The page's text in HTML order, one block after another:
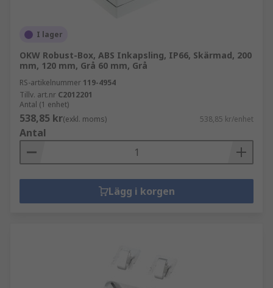
I lager
OKW Robust-Box, ABS Inkapsling, IP66, Skärmad, 200
mm, 120 mm, Grå 60 mm, Grå
RS-artikelnummer 119-4954
Tillv. art.nr C2012201
Antal (1 enhet)
538,85 kr(exkl. moms) 538,85 kr/enhet
Antal
Lägg i korgen